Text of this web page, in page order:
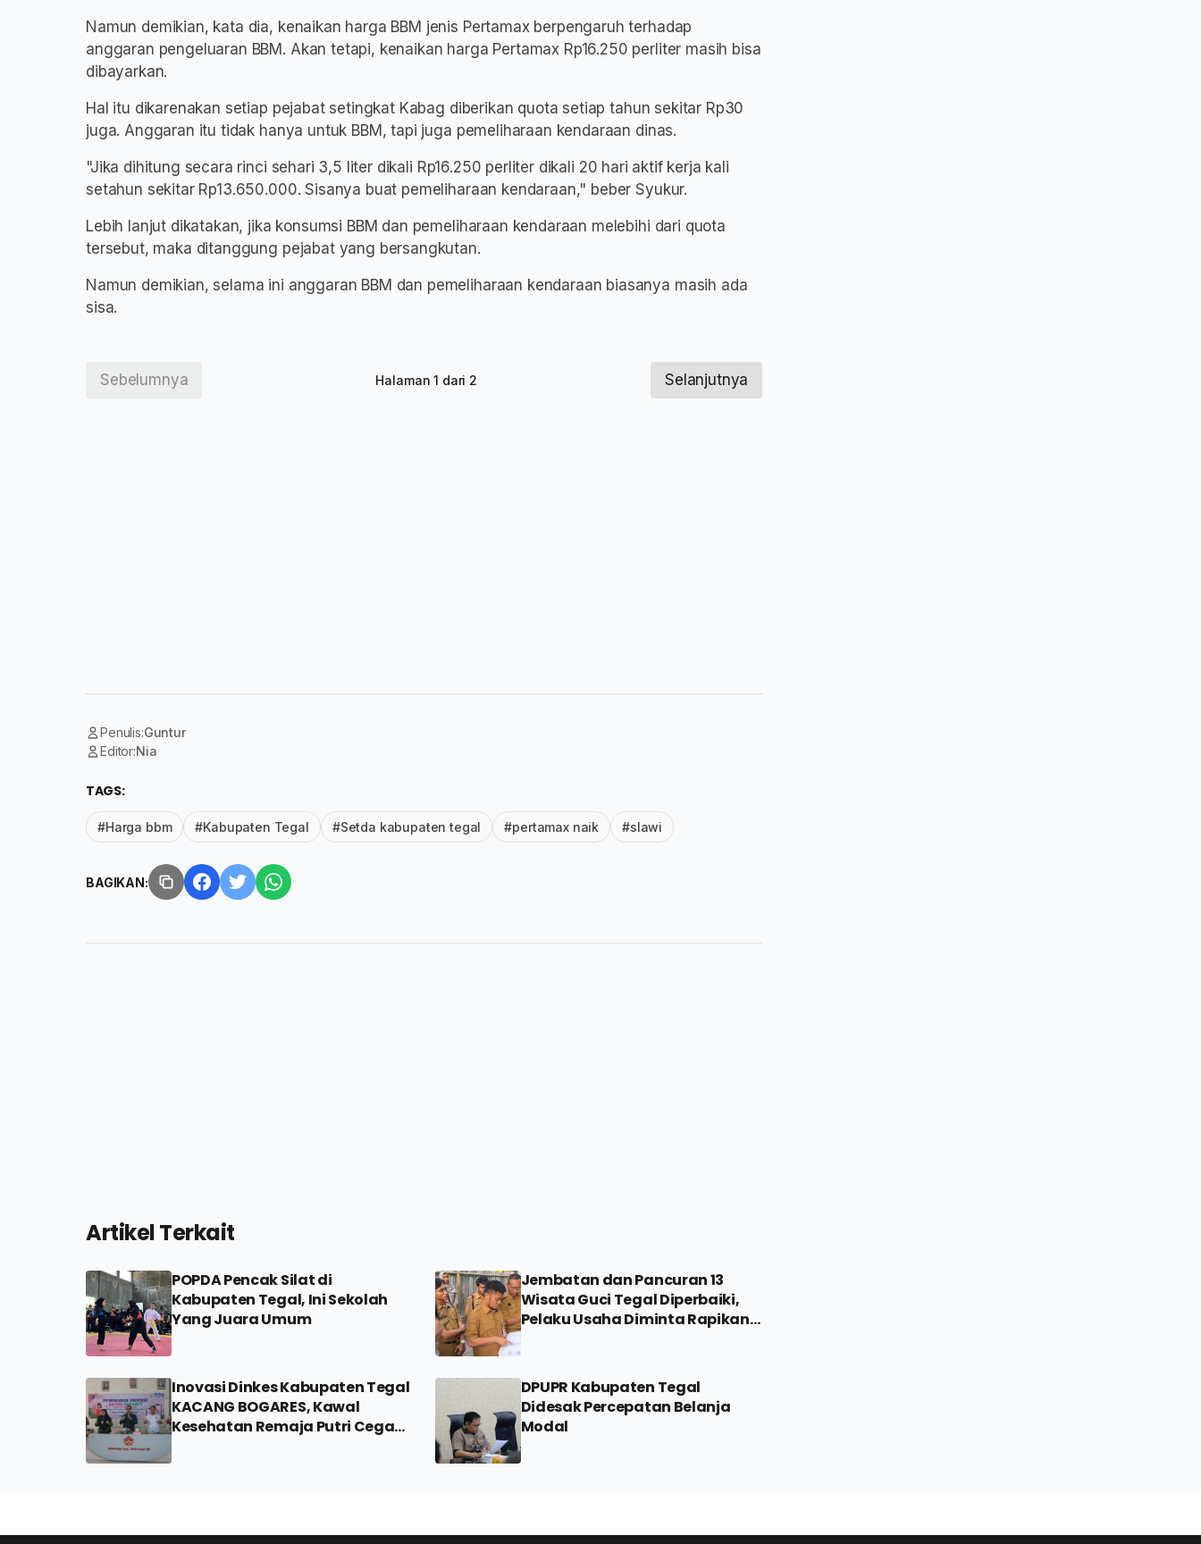
Namun demikian, kata dia, kenaikan harga BBM jenis Pertamax berpengaruh terhadap
anggaran pengeluaran BBM. Akan tetapi, kenaikan harga Pertamax Rp16.250 perliter masih bisa
dibayarkan.
Hal itu dikarenakan setiap pejabat setingkat Kabag diberikan quota setiap tahun sekitar Rp30
juga. Anggaran itu tidak hanya untuk BBM, tapi juga pemeliharaan kendaraan dinas.
"Jika dihitung secara rinci sehari 3,5 liter dikali Rp16.250 perliter dikali 20 hari aktif kerja kali
setahun sekitar Rp13.650.000. Sisanya buat pemeliharaan kendaraan," beber Syukur.
Lebih lanjut dikatakan, jika konsumsi BBM dan pemeliharaan kendaraan melebihi dari quota
tersebut, maka ditanggung pejabat yang bersangkutan.
Namun demikian, selama ini anggaran BBM dan pemeliharaan kendaraan biasanya masih ada
sisa.
Sebelumnya Halaman 1 dari 2 Selanjutnya
Penulis:Guntur
Editor:Nia
TAGS:
#Harga bbm #Kabupaten Tegal #Setda kabupaten tegal #pertamax naik #slawi
BAGIKAN:
Artikel Terkait
POPDA Pencak Silat di
Kabupaten Tegal, Ini Sekolah
Yang Juara Umum
Jembatan dan Pancuran 13
Wisata Guci Tegal Diperbaiki,
Pelaku Usaha Diminta Rapikan
Inovasi Dinkes Kabupaten Tegal
KACANG BOGARES, Kawal
Kesehatan Remaja Putri Cegah
DPUPR Kabupaten Tegal
Didesak Percepatan Belanja
Modal